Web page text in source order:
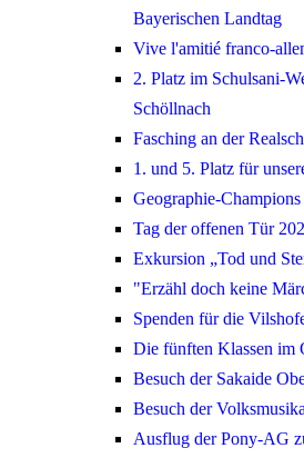
Bayerischen Landtag
Vive l'amitié franco-
2. Platz im Schulsani-
Schöllnach
Fasching an der
1. und 5. Platz für
Geographie-Champions
Tag der offenen Tür
Exkursion „Tod und
"Erzähl doch keine
Spenden für die
Die fünften Klassen im
Besuch der Sakaide
Besuch der
Ausflug der Pony-AG